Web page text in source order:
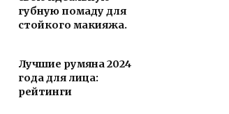
губную помаду для
стойкого макияжа.
Лучшие румяна 2024
года для лица:
рейтинги